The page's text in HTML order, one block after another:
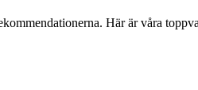
Här är våra